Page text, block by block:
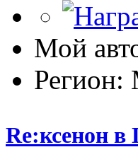
Мой
Регион:
Re:ксенон